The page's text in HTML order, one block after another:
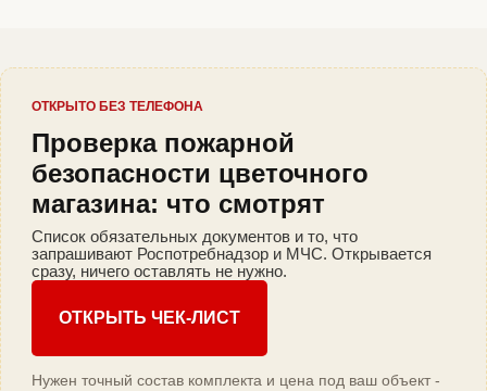
ОТКРЫТО БЕЗ ТЕЛЕФОНА
Проверка пожарной
безопасности цветочного
магазина: что смотрят
Список обязательных документов и то, что
запрашивают Роспотребнадзор и МЧС. Открывается
сразу, ничего оставлять не нужно.
ОТКРЫТЬ ЧЕК-ЛИСТ
Нужен точный состав комплекта и цена под ваш объект -